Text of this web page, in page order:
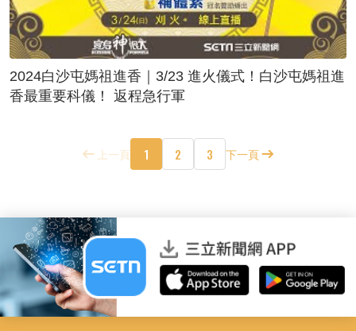
2024白沙屯媽祖進香｜3/23 進火儀式！白沙屯媽祖進
香最重要科儀！ 返程急行軍
上一頁 1 2 3 下一頁